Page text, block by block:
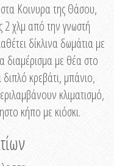
Κοινυρα της Θάσου,
χλμ από την γνωστή
δίκλινα δωμάτια με
με θέα στο
κρεβάτι, μπάνιο,
κλιματισμό,
κήπο με κιόσκι.